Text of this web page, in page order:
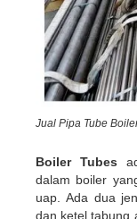
Jual Pipa Tube
Boiler Tubes
dalam boiler
uap. Ada dua
dan ketel tabung